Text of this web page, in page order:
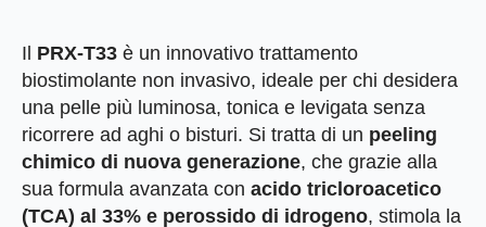
Il PRX-T33 è un innovativo trattamento
biostimolante non invasivo, ideale per chi desidera
una pelle più luminosa, tonica e levigata senza
ricorrere ad aghi o bisturi. Si tratta di un peeling
chimico di nuova generazione, che grazie alla
sua formula avanzata con acido tricloroacetico
(TCA) al 33% e perossido di idrogeno, stimola la